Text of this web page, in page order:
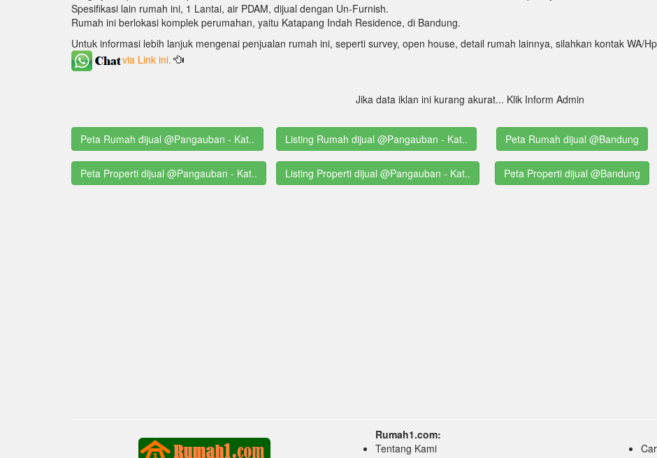
Spesifikasi lain rumah ini, 1 Lantai, air PDAM, dijual dengan Un-Furnish.
Rumah ini berlokasi komplek perumahan, yaitu Katapang Indah Residence, di Bandung.
Untuk informasi lebih lanjuk mengenai penjualan rumah ini, seperti survey, open house, detail rumah lainnya, silahkan kontak WA/
via Link ini.
Jika data iklan ini kurang akurat... Klik Inform Admin
Peta Rumah dijual @Pangauban - Kat.. Listing Rumah dijual @Pangauban - Kat.. Peta Rumah dijual @Bandung
Peta Properti dijual @Pangauban - Kat.. Listing Properti dijual @Pangauban - Kat.. Peta Properti dijual @Bandung
Rumah1.com:
Tentang Kami